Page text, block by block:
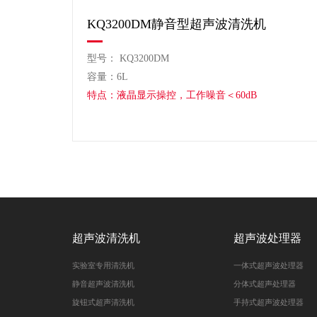
KQ3200DM静音型超声波清洗机
型号： KQ3200DM
容量：6L
特点：液晶显示操控，工作噪音＜60dB
超声波清洗机
实验室专用清洗机
静音超声波清洗机
旋钮式超声清洗机
超声波处理器
一体式超声波处理器
分体式超声处理器
手持式超声波处理器